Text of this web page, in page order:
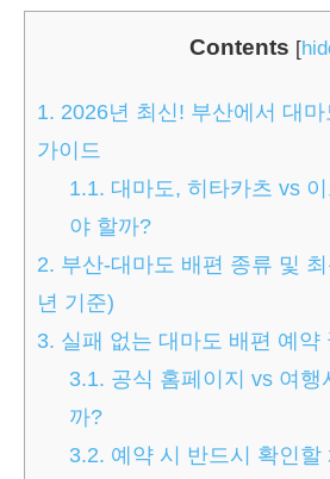
Contents [
1. 2026년 최신! 부산에서 대
가이드
1.1. 대마도, 히타카츠 vs
야 할까?
2. 부산-대마도 배편 종류 및
년 기준)
3. 실패 없는 대마도 배편 예약
3.1. 공식 홈페이지 vs 여행
까?
3.2. 예약 시 반드시 확인할